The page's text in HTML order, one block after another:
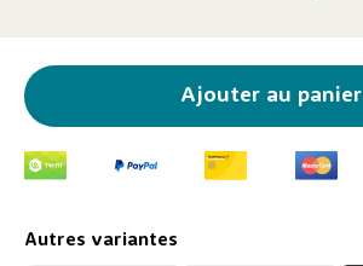
Ajouter au panier
Autres variantes